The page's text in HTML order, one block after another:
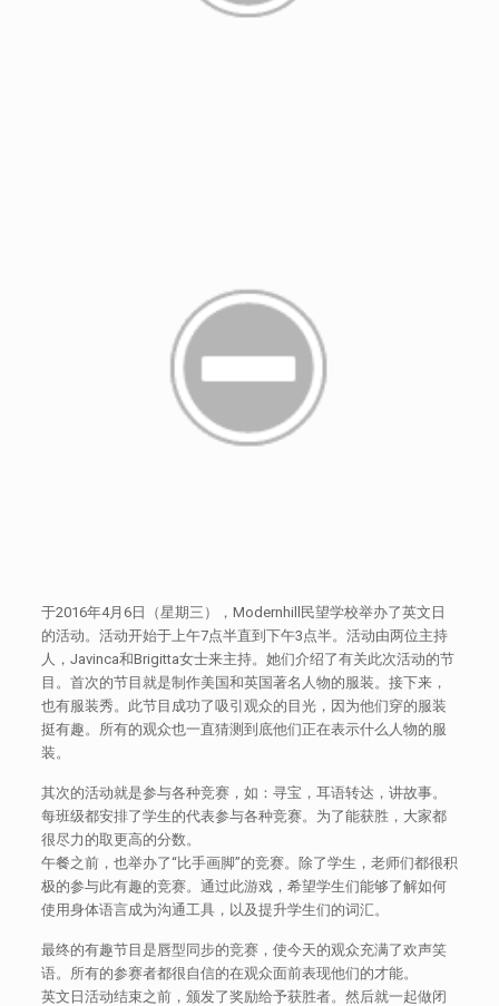
于2016年4月6日（星期三），Modernhill民望学校举办了英文日
的活动。活动开始于上午7点半直到下午3点半。活动由两位主持
人，Javinca和Brigitta女士来主持。她们介绍了有关此次活动的节
目。首次的节目就是制作美国和英国著名人物的服装。接下来，
也有服装秀。此节目成功了吸引观众的目光，因为他们穿的服装
挺有趣。所有的观众也一直猜测到底他们正在表示什么人物的服
装。
其次的活动就是参与各种竞赛，如：寻宝，耳语转达，讲故事。
每班级都安排了学生的代表参与各种竞赛。为了能获胜，大家都
很尽力的取更高的分数。
午餐之前，也举办了“比手画脚”的竞赛。除了学生，老师们都很积
极的参与此有趣的竞赛。通过此游戏，希望学生们能够了解如何
使用身体语言成为沟通工具，以及提升学生们的词汇。
最终的有趣节目是唇型同步的竞赛，使今天的观众充满了欢声笑
语。所有的参赛者都很自信的在观众面前表现他们的才能。
英文日活动结束之前，颁发了奖励给予获胜者。然后就一起做闭